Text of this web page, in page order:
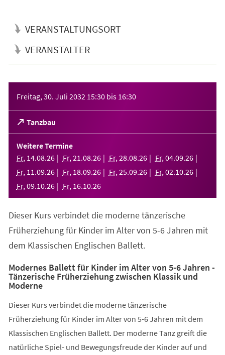
VERANSTALTUNGSORT
VERANSTALTER
Freitag, 30. Juli 2032 15:30 bis 16:30
Tanzbau
(Öffnet
in
einem
neuen
Tab)
Weitere Termine
Fr, 14.08.26 Fr, 21 .08.26 Fr, 28.08.26 Fr, 04.09.26
Fr, 11 .09.26 Fr, 18.09.26 Fr, 25.09.26 Fr, 02.10.26
Fr, 09.10.26 Fr, 16.10.26
Dieser Kurs verbindet die moderne tänzerische
Früherziehung für Kinder im Alter von 5-6 Jahren mit
dem Klassischen Englischen Ballett.
Modernes Ballett für Kinder im Alter von 5-6 Jahren -
Tänzerische Früherziehung zwischen Klassik und
Moderne
Dieser Kurs verbindet die moderne tänzerische
Früherziehung für Kinder im Alter von 5-6 Jahren mit dem
Klassischen Englischen Ballett. Der moderne Tanz greift die
natürliche Spiel- und Bewegungsfreude der Kinder auf und